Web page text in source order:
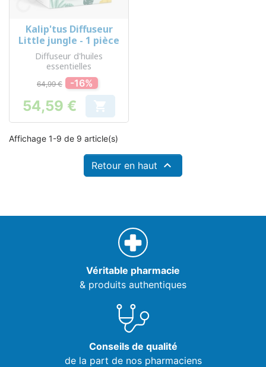
Kalip'tus Diffuseur
Little jungle - 1 pièce
Diffuseur d'huiles
essentielles
64,99 € -16%
Prix
54,59 € 
Affichage 1-9 de 9 article(s)
Retour en haut 
Véritable pharmacie
& produits authentiques
Conseils de qualité
de la part de nos pharmaciens